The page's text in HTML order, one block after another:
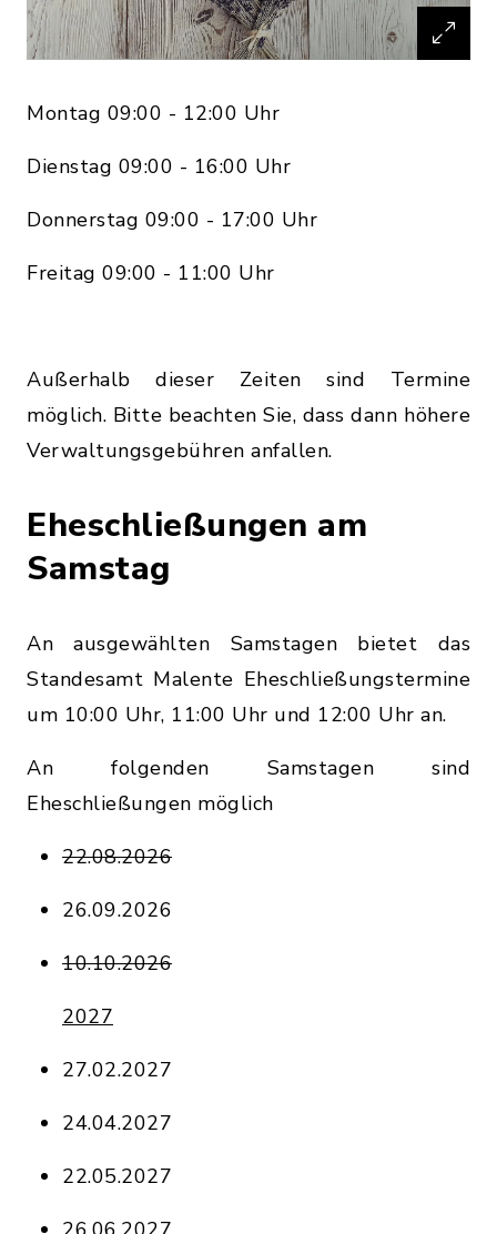
Montag 09:00 - 12:00 Uhr
Dienstag 09:00 - 16:00 Uhr
Donnerstag 09:00 - 17:00 Uhr
Freitag 09:00 - 11:00 Uhr
Außerhalb dieser Zeiten sind Termine
möglich. Bitte beachten Sie, dass dann höhere
Verwaltungsgebühren anfallen.
Eheschließungen am
Samstag
An ausgewählten Samstagen bietet das
Standesamt Malente Eheschließungstermine
um 10:00 Uhr, 11:00 Uhr und 12:00 Uhr an.
An folgenden Samstagen sind
Eheschließungen möglich
22.08.2026
26.09.2026
10.10.2026
2027
27.02.2027
24.04.2027
22.05.2027